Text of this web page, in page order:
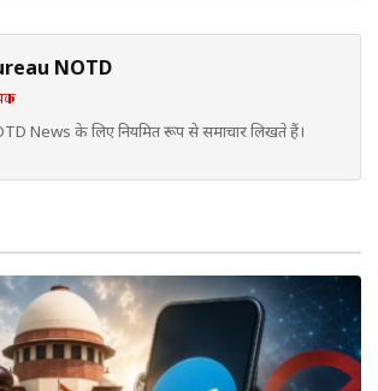
NOTD
News के लिए नियमित रूप से समाचार लिखते हैं।